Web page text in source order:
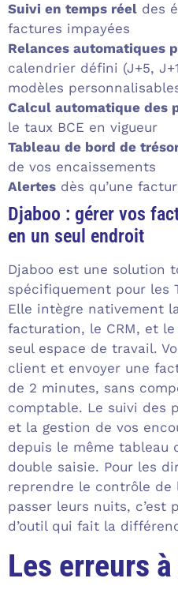
Suivi en temps réel des
factures impayées
Relances automatiques
calendrier défini (J+5,
modèles
Calcul automatique des
le taux BCE en vigueur
Tableau de bord de
de vos encaissements
Alertes dès qu’une
Djaboo : gérer vos
en un seul endroit
Djaboo est une solution
spécifiquement pour les
Elle intègre nativement
facturation, le CRM, et
seul espace de travail.
client et envoyer une
de 2 minutes, sans
comptable. Le suivi des
et la gestion de vos
depuis le même tableau
double saisie. Pour les
reprendre le contrôle de
passer leurs nuits, c’est
d’outil qui fait la
Les erreurs